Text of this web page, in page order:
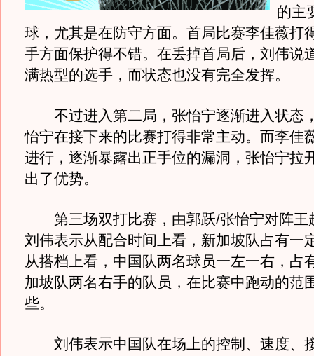
的主
球，尤其是在防守方面。首局比赛李佳薇打
手方面保护得不错。在丢掉首局后，刘伟说
满热型的选手，而状态也没有完全发挥。
不过进入第二局，张怡宁逐渐进入状态
怡宁在接下来的比赛打得非常主动。而李佳
进行，逐渐暴露出正手位的漏洞，张怡宁拉
出了优势。
第三场双打比赛，由郭跃/张怡宁对阵王
刘伟表示从配合时间上看，新加坡队占有一
从搭档上看，中国队两名球员一左一右，占
加坡队两名右手的队员，在比赛中跑动的范
些。
刘伟表示中国队在场上的控制、速度、